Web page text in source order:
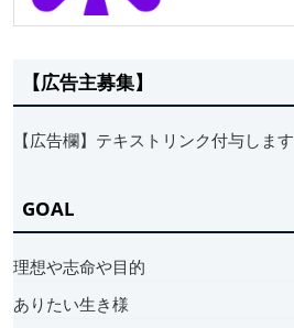
【広告主募集】
【広告欄】テキストリンク付与します
GOAL
理想や志命や目的
ありたい生き様